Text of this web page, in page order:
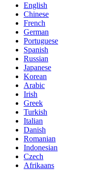
English
Chinese
French
German
Portuguese
Spanish
Russian
Japanese
Korean
Arabic
Irish
Greek
Turkish
Italian
Danish
Romanian
Indonesian
Czech
Afrikaans